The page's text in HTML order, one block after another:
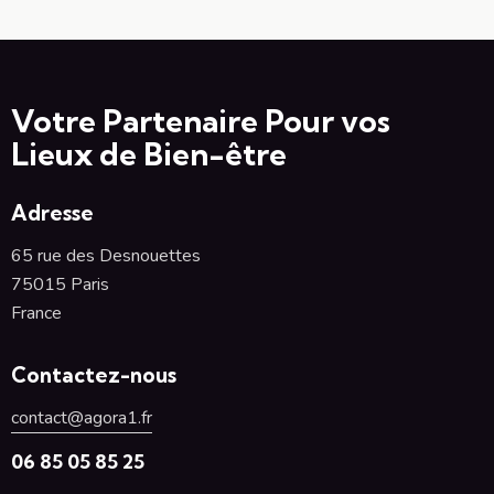
Votre Partenaire Pour vos
Lieux de Bien-être
Adresse
65 rue des Desnouettes
75015 Paris
France
Contactez-nous
contact@agora1.fr
06 85 05 85 25